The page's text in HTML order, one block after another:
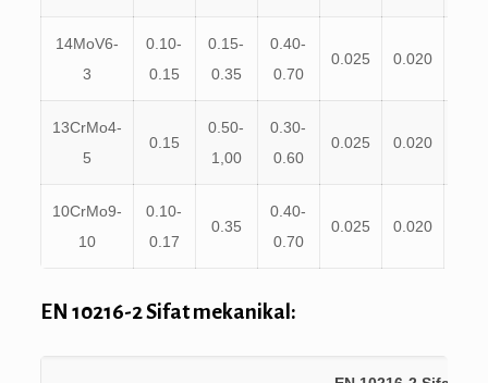
14MoV6-
3
0.10-
0.15
0.15-
0.35
0.40-
0.70
0.025 0.020
13CrMo4-
5
0.15
0.50-
1,00
0.30-
0.60
0.025 0.020
10CrMo9-
10
0.10-
0.17
0.35
0.40-
0.70
0.025 0.020
EN 10216-2 Sifat mekanikal: